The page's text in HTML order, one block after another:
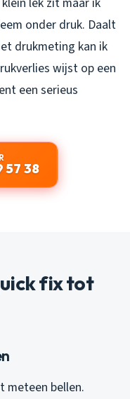
onder druk. Daalt
drukmeting kan ik
wijst op een
een serieus
57 38
fix tot
meteen bellen.